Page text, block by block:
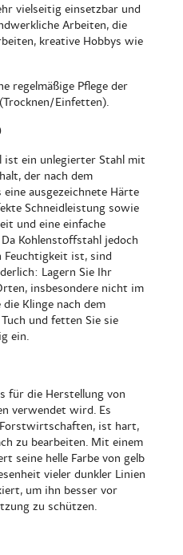
vielseitig einsetzbar und
Arbeiten, die
kreative Hobbys wie
regelmäßige Pflege der
Einfetten).
ist ein unlegierter Stahl mit
der nach dem
ausgezeichnete Härte
Schneidleistung sowie
und eine einfache
Kohlenstoffstahl jedoch
ist, sind
Lagern Sie Ihr
insbesondere nicht im
Klinge nach dem
und fetten Sie sie
ein.
für die Herstellung von
verwendet wird. Es
ist hart,
zu bearbeiten. Mit einem
seine helle Farbe von gelb
vieler dunkler Linien
um ihn besser vor
zu schützen.